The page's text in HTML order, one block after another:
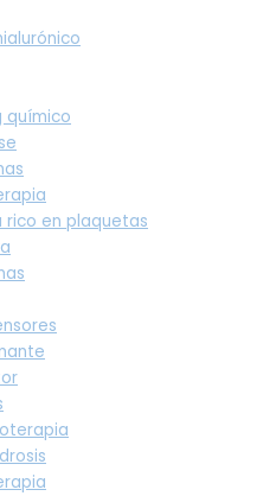
químico
rico en plaquetas